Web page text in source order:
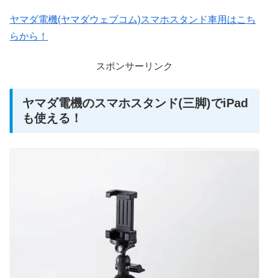
ヤマダ電機(ヤマダウェブコム)スマホスタンド車用はこち
らから！
スポンサーリンク
ヤマダ電機のスマホスタンド(三脚)でiPad
も使える！